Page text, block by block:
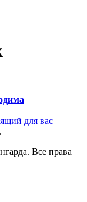
для вас
.
Все права